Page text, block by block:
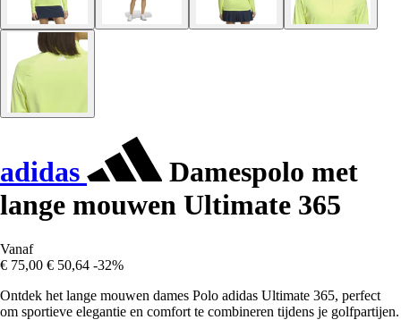
adidas
Damespolo met
lange mouwen Ultimate 365
Vanaf
€ 75,00 € 50,64 -32%
Ontdek het lange mouwen dames Polo adidas Ultimate 365, perfect
om sportieve elegantie en comfort te combineren tijdens je golfpartijen.